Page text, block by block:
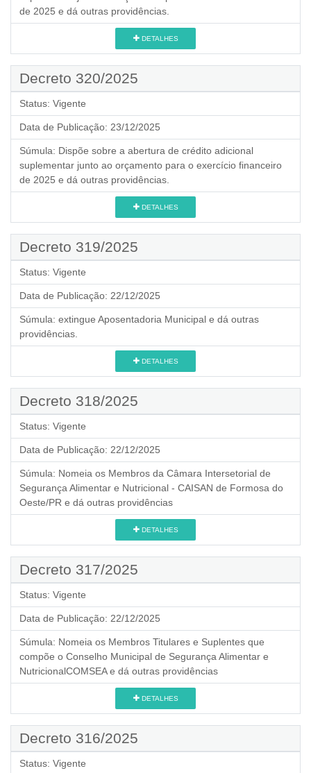
de 2025 e dá outras providências.
DETALHES
Decreto 320/2025
Status: Vigente
Data de Publicação: 23/12/2025
Súmula: Dispõe sobre a abertura de crédito adicional
suplementar junto ao orçamento para o exercício financeiro
de 2025 e dá outras providências.
DETALHES
Decreto 319/2025
Status: Vigente
Data de Publicação: 22/12/2025
Súmula: extingue Aposentadoria Municipal e dá outras
providências.
DETALHES
Decreto 318/2025
Status: Vigente
Data de Publicação: 22/12/2025
Súmula: Nomeia os Membros da Câmara Intersetorial de
Segurança Alimentar e Nutricional - CAISAN de Formosa do
Oeste/PR e dá outras providências
DETALHES
Decreto 317/2025
Status: Vigente
Data de Publicação: 22/12/2025
Súmula: Nomeia os Membros Titulares e Suplentes que
compõe o Conselho Municipal de Segurança Alimentar e
NutricionalCOMSEA e dá outras providências
DETALHES
Decreto 316/2025
Status: Vigente